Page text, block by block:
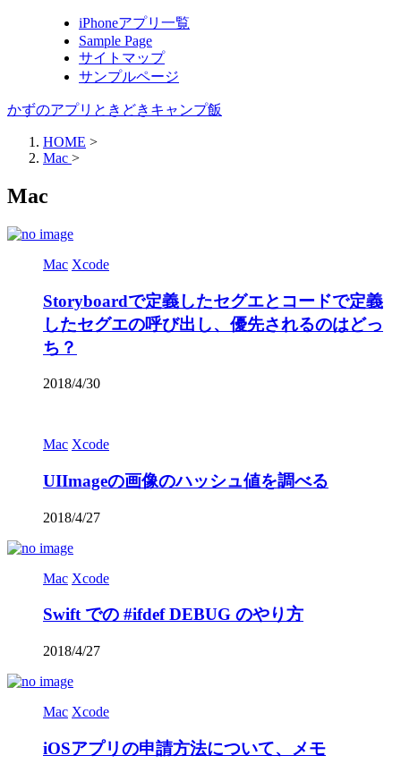
iPhoneアプリ一覧
Sample Page
サイトマップ
サンプルページ
かずのアプリときどきキャンプ飯
HOME >
Mac >
Mac
Mac Xcode
Storyboardで定義したセグエとコードで定義
したセグエの呼び出し、優先されるのはどっ
ち？
2018/4/30
Mac Xcode
UIImageの画像のハッシュ値を調べる
2018/4/27
Mac Xcode
Swift での #ifdef DEBUG のやり方
2018/4/27
Mac Xcode
iOSアプリの申請方法について、メモ